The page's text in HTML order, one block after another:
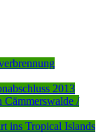
2013
Cämmerswalde /
ins Tropical Islands